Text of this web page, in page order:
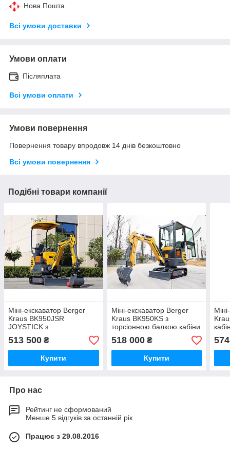
Нова Пошта
Всі умови доставки
Умови оплати
Післяплата
Всі умови оплати
Умови повернення
Повернення товару впродовж 14 днів безкоштовно
Всі умови повернення
Подібні товари компанії
Міні-екскаватор Berger
Kraus BK950JSR
JOYSTICK з
регульованими
гусеницями на торсіонній
рамі та ковшем 380 мм
513 500 ₴
Купити
Міні-екскаватор Berger
Kraus BK950KS з
торсіонною балкою кабіни
та ковшем 380 мм
518 000₴
Купити
Про нас
Рейтинг не сформований
Менше 5 відгуків за останній рік
Працює з 29.08.2016